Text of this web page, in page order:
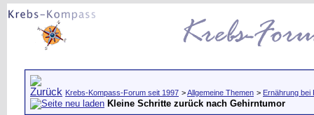
Krebs-Kompass-Forum seit 1997 >Allgemeine Themen > Ernährung bei
Kleine Schritte zurück nach Gehirntumor